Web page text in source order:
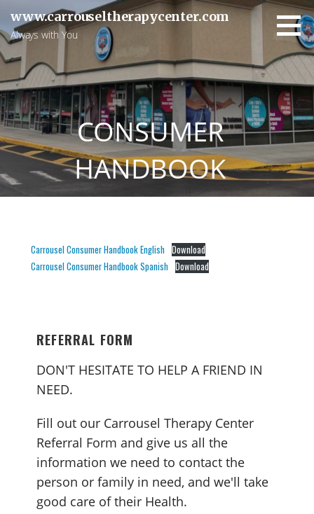
to
content
www.carrouseltherapycenter.com
Always with You
CONSUMER
HANDBOOK
Carrousel Consumer Handbook English Download
Carrousel Consumer Handbook Spanish Download
REFERRAL FORM
DON'T HESITATE TO HELP A FRIEND IN
NEED.
Fill out our Carrousel Therapy Center
Referral Form and give us all the
information we need to contact the
person or family in need, and we'll take
good care of their Health.